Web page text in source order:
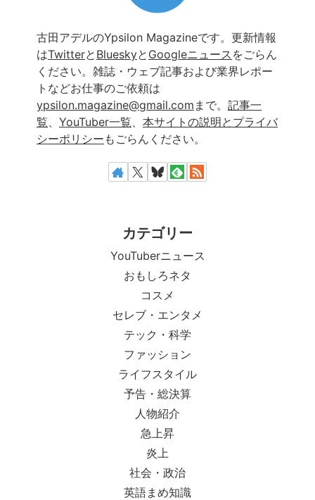
古田アデルのYpsilon Magazineです。更新情報
はTwitterと Blueskyと Googleニュース をごらん
ください。雑誌・ウェブ記事および業界レポー
トなどお仕事のご依頼は
ypsilon.magazine@gmail.com まで。 記事一
覧
YouTuber一覧
本サイトの説明とプライバ
シーポリシー もごらんください。
カテゴリー
YouTuberニュース
おもしろネタ
コスメ
セレブ・エンタメ
テック・科学
ファッション
ライフスタイル
予告・総決算
人物紹介
急上昇
炎上
社会・政治
英語まめ知識